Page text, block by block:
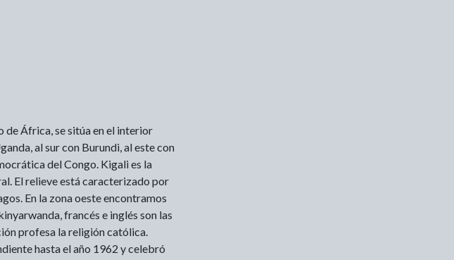
de África, se sitúa en el interior
al sur con Burundi, al este con
del Congo. Kigali es la
El relieve está caracterizado por
En la zona oeste encontramos
francés e inglés son las
profesa la religión católica.
hasta el año 1962 y celebró